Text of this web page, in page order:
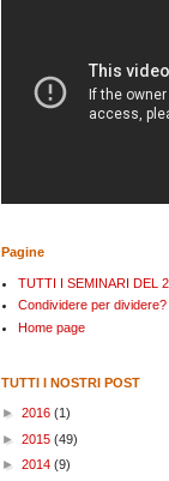
Pagine
TUTTI I SEMINARI DEL
Condividere per
Home page
TUTTI I NOSTRI POST
► 2016 (1)
► 2015 (49)
► 2014 (9)